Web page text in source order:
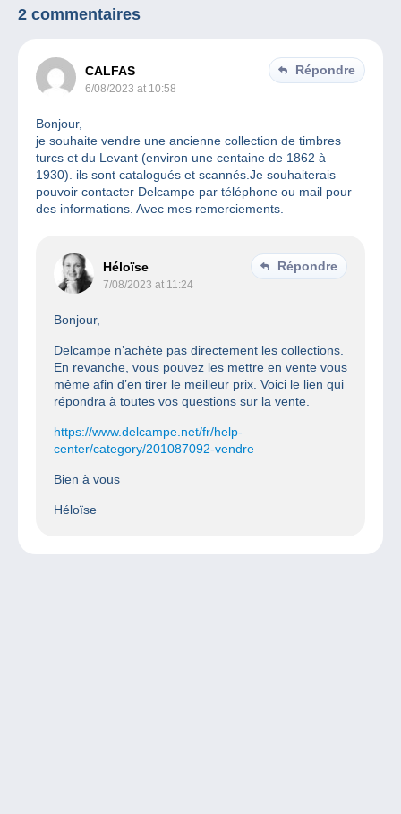
2 commentaires
CALFAS
6/08/2023 at 10:58
Répondre
Bonjour,
je souhaite vendre une ancienne collection de timbres
turcs et du Levant (environ une centaine de 1862 à
1930). ils sont catalogués et scannés.Je souhaiterais
pouvoir contacter Delcampe par téléphone ou mail pour
des informations. Avec mes remerciements.
Héloïse
7/08/2023 at 11:24
Répondre
Bonjour,
Delcampe n’achète pas directement les collections.
En revanche, vous pouvez les mettre en vente vous
même afin d’en tirer le meilleur prix. Voici le lien qui
répondra à toutes vos questions sur la vente.
https://www.delcampe.net/fr/help-
center/category/201087092-vendre
Bien à vous
Héloïse